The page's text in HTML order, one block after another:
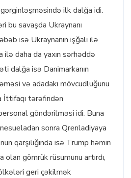
ilk dalğa idi.
bu savaşda Ukraynanı
isə Ukraynanın işğalı ilə
daha da yaxın sərhəddə
dalğa isə Danimarkanın
və adadakı mövcudluğunu
İttifaqı tərəfindən
göndərilməsi idi. Buna
sonra Qrenladiyaya
qarşılığında isə Trump həmin
olan gömrük rüsumunu artırdı,
geri çəkilmək